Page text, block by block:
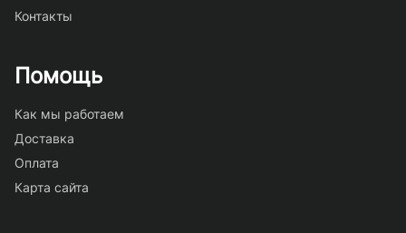
Контакты
Помощь
Как мы работаем
Доставка
Оплата
Карта сайта